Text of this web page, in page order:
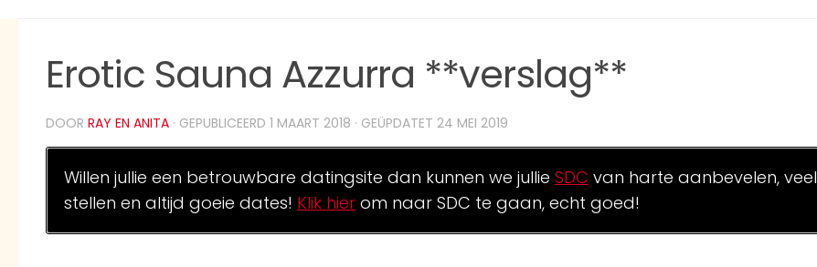
Erotic Sauna Azzurra **verslag**
DOOR RAY EN ANITA · GEPUBLICEERD 1 MAART 2018 · GEÜPDATET 24 MEI 2019
Willen jullie een betrouwbare datingsite dan kunnen we jullie SDC van harte aanbevelen, veel
stellen en altijd goeie dates! Klik hier om naar SDC te gaan, echt goed!